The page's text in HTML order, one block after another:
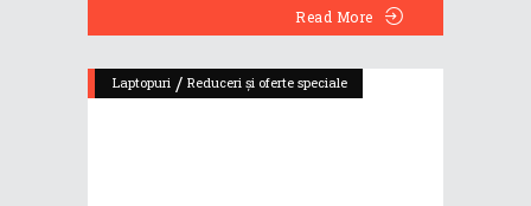
Read More
Laptopuri / Reduceri și oferte speciale